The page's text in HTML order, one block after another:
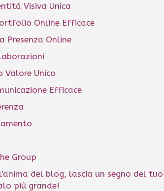
Visiva Unica
Online Efficace
Presenza Online
Valore Unico
Efficace
Group
del blog, lascia un segno del
più grande!